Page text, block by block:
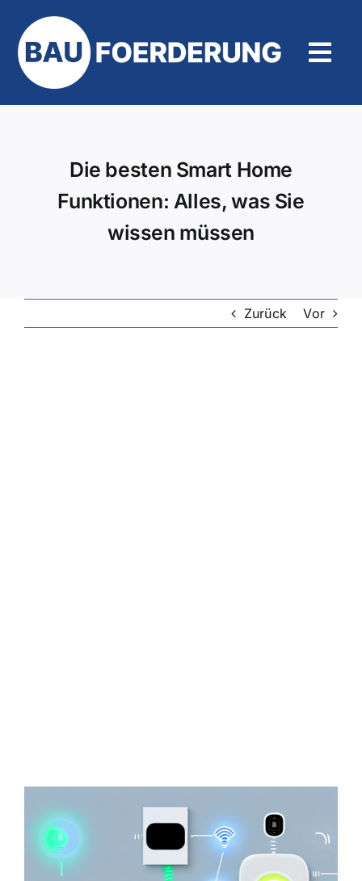
Inhalt
springen
Die besten Smart Home
Funktionen: Alles, was Sie
wissen müssen
Zurück Vor
grösseres
Bild